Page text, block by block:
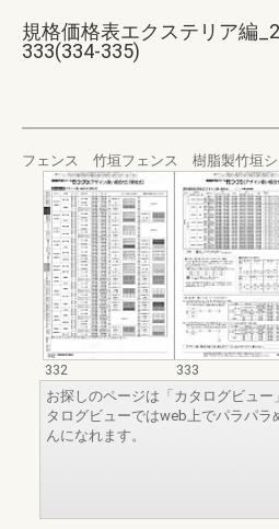
規格価格表エクステリア編
333(334-335)
フェンス 竹垣フェンス 樹脂製竹垣シ
332
333
お探しのページは「カタログビュ
タログビューではweb上でパラパラ
んになれます。